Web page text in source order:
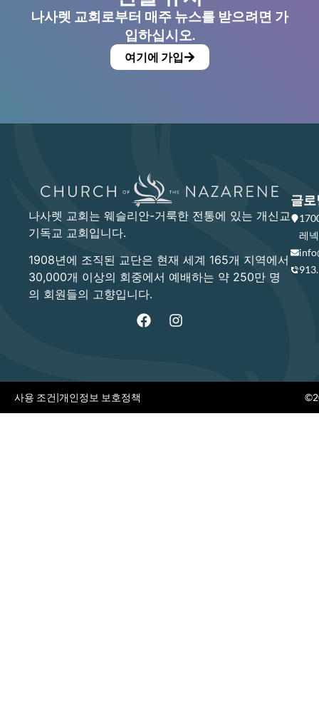
나사렛 교회로부터 매주 뉴스를 받으려면 가
입하십시오.
여기에 가입
나사렛 교회는 웨슬리안-거룩한 전통에 있는 개신교
기독교 교회입니다.
1908년에 조직된 교단은 현재 세계 165개 지역에서
30,000개 이상의 회중에서 예배하는 약 250만 명
의 회원들의 고향입니다.
글로
레
사용 조건|개인정보 보호정책